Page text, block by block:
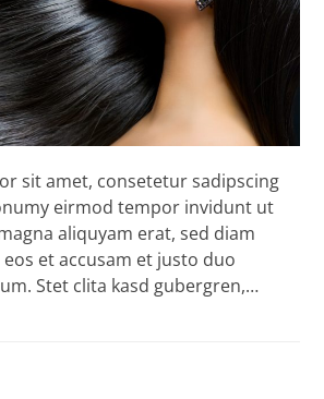
sit amet, consetetur sadipscing
eirmod tempor invidunt ut
aliquyam erat, sed diam
et accusam et justo duo
Stet clita kasd gubergren,…